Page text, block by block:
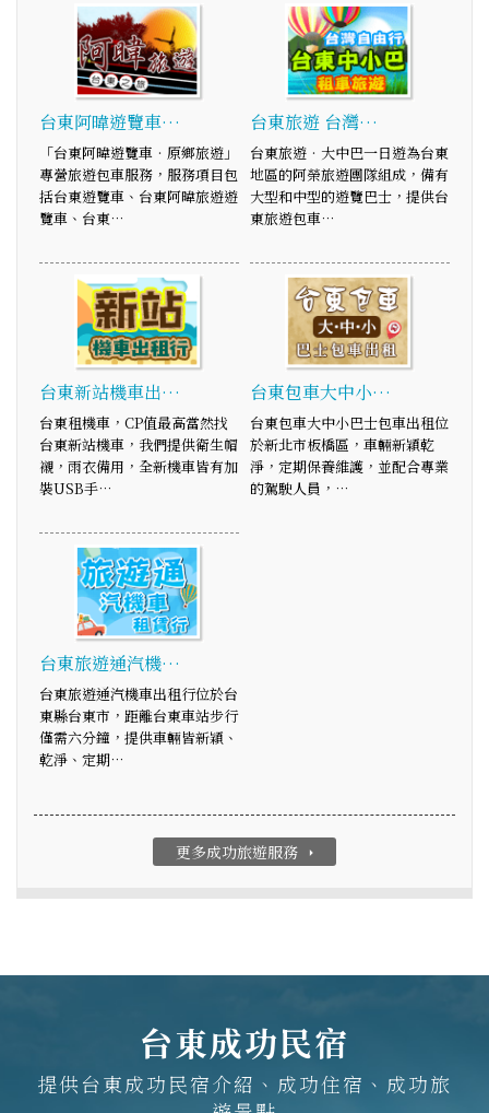
台東阿暐遊覽車…
「台東阿暐遊覽車‧原鄉旅遊」
專營旅遊包車服務，服務項目包
括台東遊覽車、台東阿暐旅遊遊
覽車、台東…
台東旅遊 台灣…
台東旅遊‧大中巴一日遊為台東
地區的阿榮旅遊團隊組成，備有
大型和中型的遊覽巴士，提供台
東旅遊包車…
台東新站機車出…
台東租機車，CP值最高當然找
台東新站機車，我們提供衛生帽
襯，雨衣備用，全新機車皆有加
裝USB手…
台東包車大中小…
台東包車大中小巴士包車出租位
於新北市板橋區，車輛新穎乾
淨，定期保養維護，並配合專業
的駕駛人員，…
台東旅遊通汽機…
台東旅遊通汽機車出租行位於台
東縣台東市，距離台東車站步行
僅需六分鐘，提供車輛皆新穎、
乾淨、定期…
更多成功旅遊服務 arrow_right
台東成功民宿
提供台東成功民宿介紹、成功住宿、成功旅